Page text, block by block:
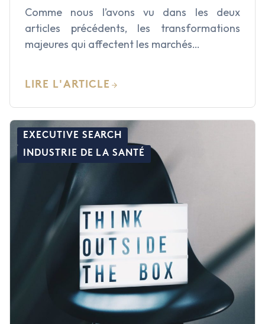
Comme nous l’avons vu dans les deux
articles précédents, les transformations
majeures qui affectent les marchés…
LIRE L'ARTICLE
EXECUTIVE SEARCH
INDUSTRIE DE LA SANTÉ